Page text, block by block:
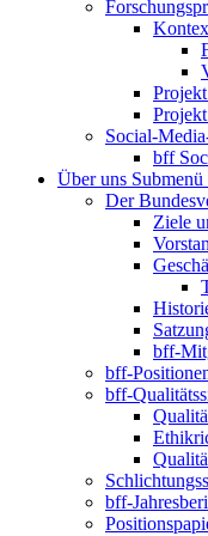
Social-
bff
Über uns Submenü
Der
Ziele
bff-
bff-
bff-
bff-